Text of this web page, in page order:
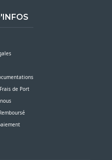
de Port